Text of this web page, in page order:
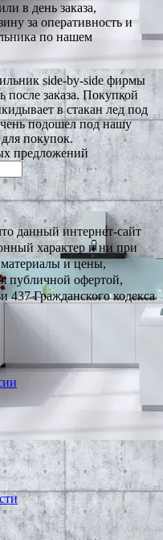
в день заказа,
за оперативность и
по нашем
side-by-side фирмы
заказа. Покупкой
в стакан лед под
подошел под нашу
покупок.
предложений
данный интернет-сайт
характер и ни при
и цены,
публичной офертой,
437 Гражданского кодекса